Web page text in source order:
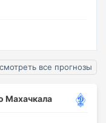
смотреть все прогнозы
Махачкала